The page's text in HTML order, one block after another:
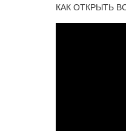
КАК ОТКРЫТЬ